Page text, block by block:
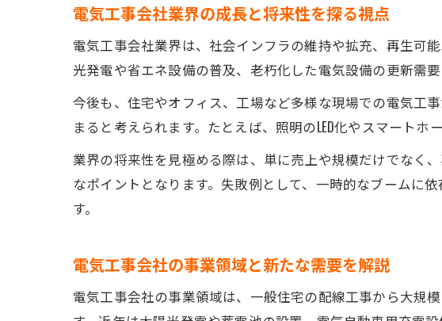
電気
電気工事
電気
電気
電気
電気
電気
電気工事会社業界の成長と将来性を探る視点
電気工事会社業界は、社会インフラの維持や拡充、再生可
光発電や省エネ設備の普及、老朽化した電気設備の更新需
今後も、住宅やオフィス、工場など多様な現場での電気工
まると考えられます。たとえば、照明のLED化やスマート
業界の将来性を見極める際は、単に売上や規模だけでなく
なポイントとなります。失敗例として、一時的なブームに
す。
電気工事会社の事業領域と新たな需要を解説
電気工事会社の事業領域は、一般住宅の配線工事から大規